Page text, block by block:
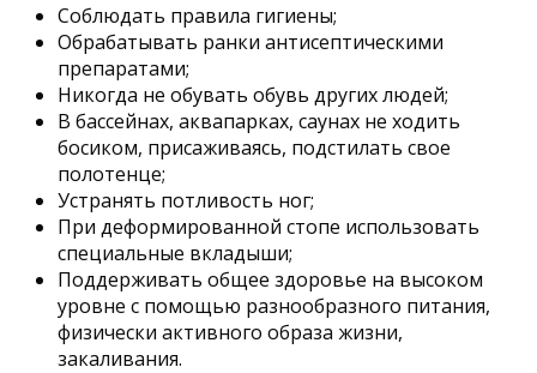
Соблюдать правила гигиены;
Обрабатывать ранки антисептическими
препаратами;
Никогда не обувать обувь других людей;
В бассейнах, аквапарках, саунах не ходить
босиком, присаживаясь, подстилать свое
полотенце;
Устранять потливость ног;
При деформированной стопе использовать
специальные вкладыши;
Поддерживать общее здоровье на высоком
уровне с помощью разнообразного питания,
физически активного образа жизни,
закаливания.